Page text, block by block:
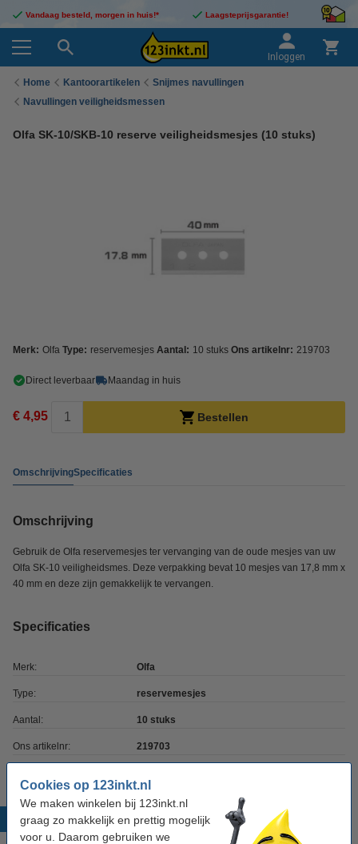
Cookies op 123inkt.nl
We maken winkelen bij 123inkt.nl
graag zo makkelijk en prettig mogelijk
voor u. Daarom gebruiken we
Vandaag besteld, morgen in huis!* Laagsteprijsgarantie!
Inloggen
Home Kantoorartikelen
Snijmes navullingen
Navullingen veiligheidsmessen
Olfa SK-10/SKB-10 reserve veiligheidsmesjes (10 stuks)
Merk: Olfa Type: reservemesjes Aantal: 10 stuks Ons artikelnr: 219703
Direct leverbaar Maandag in huis
€ 4,95 Bestellen
OmschrijvingSpecificaties
Omschrijving
Gebruik de Olfa reservemesjes ter vervanging van de oude mesjes van uw
Olfa SK-10 veiligheidsmes. Deze verpakking bevat 10 mesjes van 17,8 mm x
40 mm en deze zijn gemakkelijk te vervangen.
Specificaties
Merk: Olfa
Type: reservemesjes
Aantal: 10 stuks
Ons artikelnr: 219703
Populaire producten